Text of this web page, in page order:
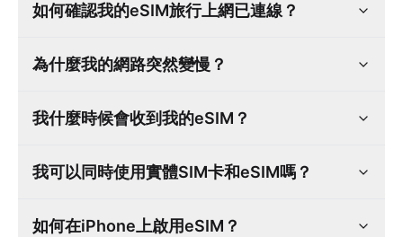
如何確認我的eSIM旅行上網已連線？
為什麼我的網路突然變慢？
我什麼時候會收到我的eSIM？
我可以同時使用實體SIM卡和eSIM嗎？
如何在iPhone上啟用eSIM？